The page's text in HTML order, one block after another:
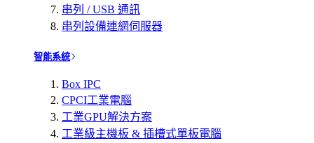
串列 / USB 通訊
串列設備連網伺服器
智能系統
Box IPC
CPCI工業電腦
工業GPU解決方案
工業級主機板 & 插槽式單板電腦